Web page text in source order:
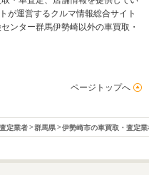
が運営するクルマ情報総合サイト
ンター群馬伊勢崎以外の車買取・
ページトップへ
定業者 群馬県 伊勢崎市の車買取・査定業